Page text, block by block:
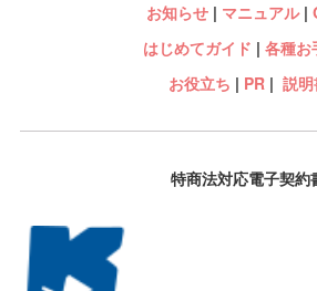
お知らせ| マニュアル|
はじめてガイド | 各種お
お役立ち | PR| 説
特商法対応電子契約